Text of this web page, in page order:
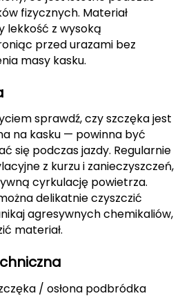
fizycznych. Materiał
lekkość z wysoką
przed urazami bez
masy kasku.
sprawdź, czy szczęka jest
na kasku — powinna być
się podczas jazdy. Regularnie
z kurzu i zanieczyszczeń,
cyrkulację powietrza.
delikatnie czyszczić
agresywnych chemikaliów,
materiał.
/ osłona podbródka